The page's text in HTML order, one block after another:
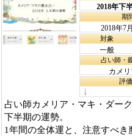
2018年下
期
2018年7
対象
一般
占い師・
カメ
評価
占い師カメリア・マキ・ダー
下半期の運勢。
1年間の全体運と、注意すべき